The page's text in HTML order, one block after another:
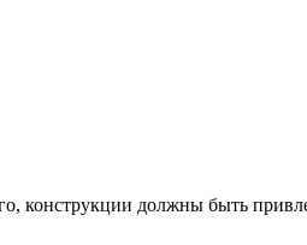
конструкции должны быть